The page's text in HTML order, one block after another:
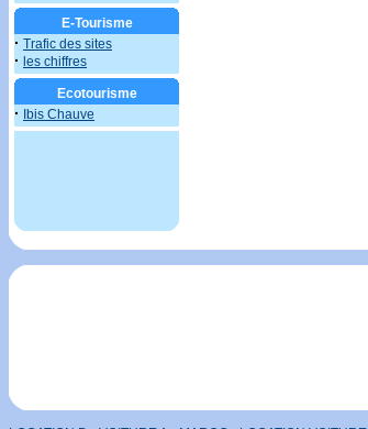
E-Tourisme
· Trafic des sites
· les chiffres
Ecotourisme
· Ibis Chauve